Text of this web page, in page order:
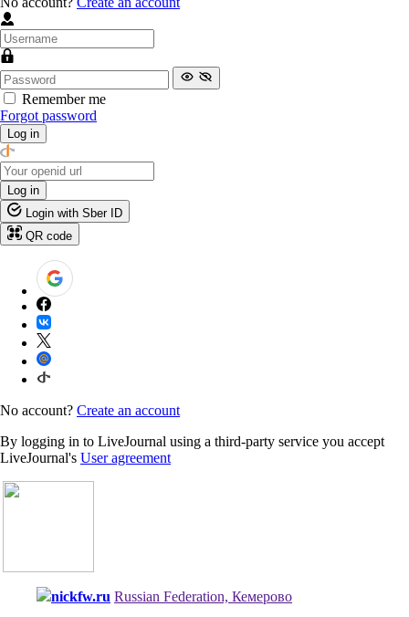
Remember me
Forgot password
Log in
Log in
Login with Sber ID
QR code
No account? Create an account
By logging in to LiveJournal using a third-party service you accept
LiveJournal's User agreement
nickfw.ru Russian Federation, Кемерово